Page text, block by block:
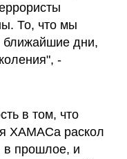
То, что мы
ближайшие дни,
-
в том, что
ХАМАСа раскол
в прошлое, и